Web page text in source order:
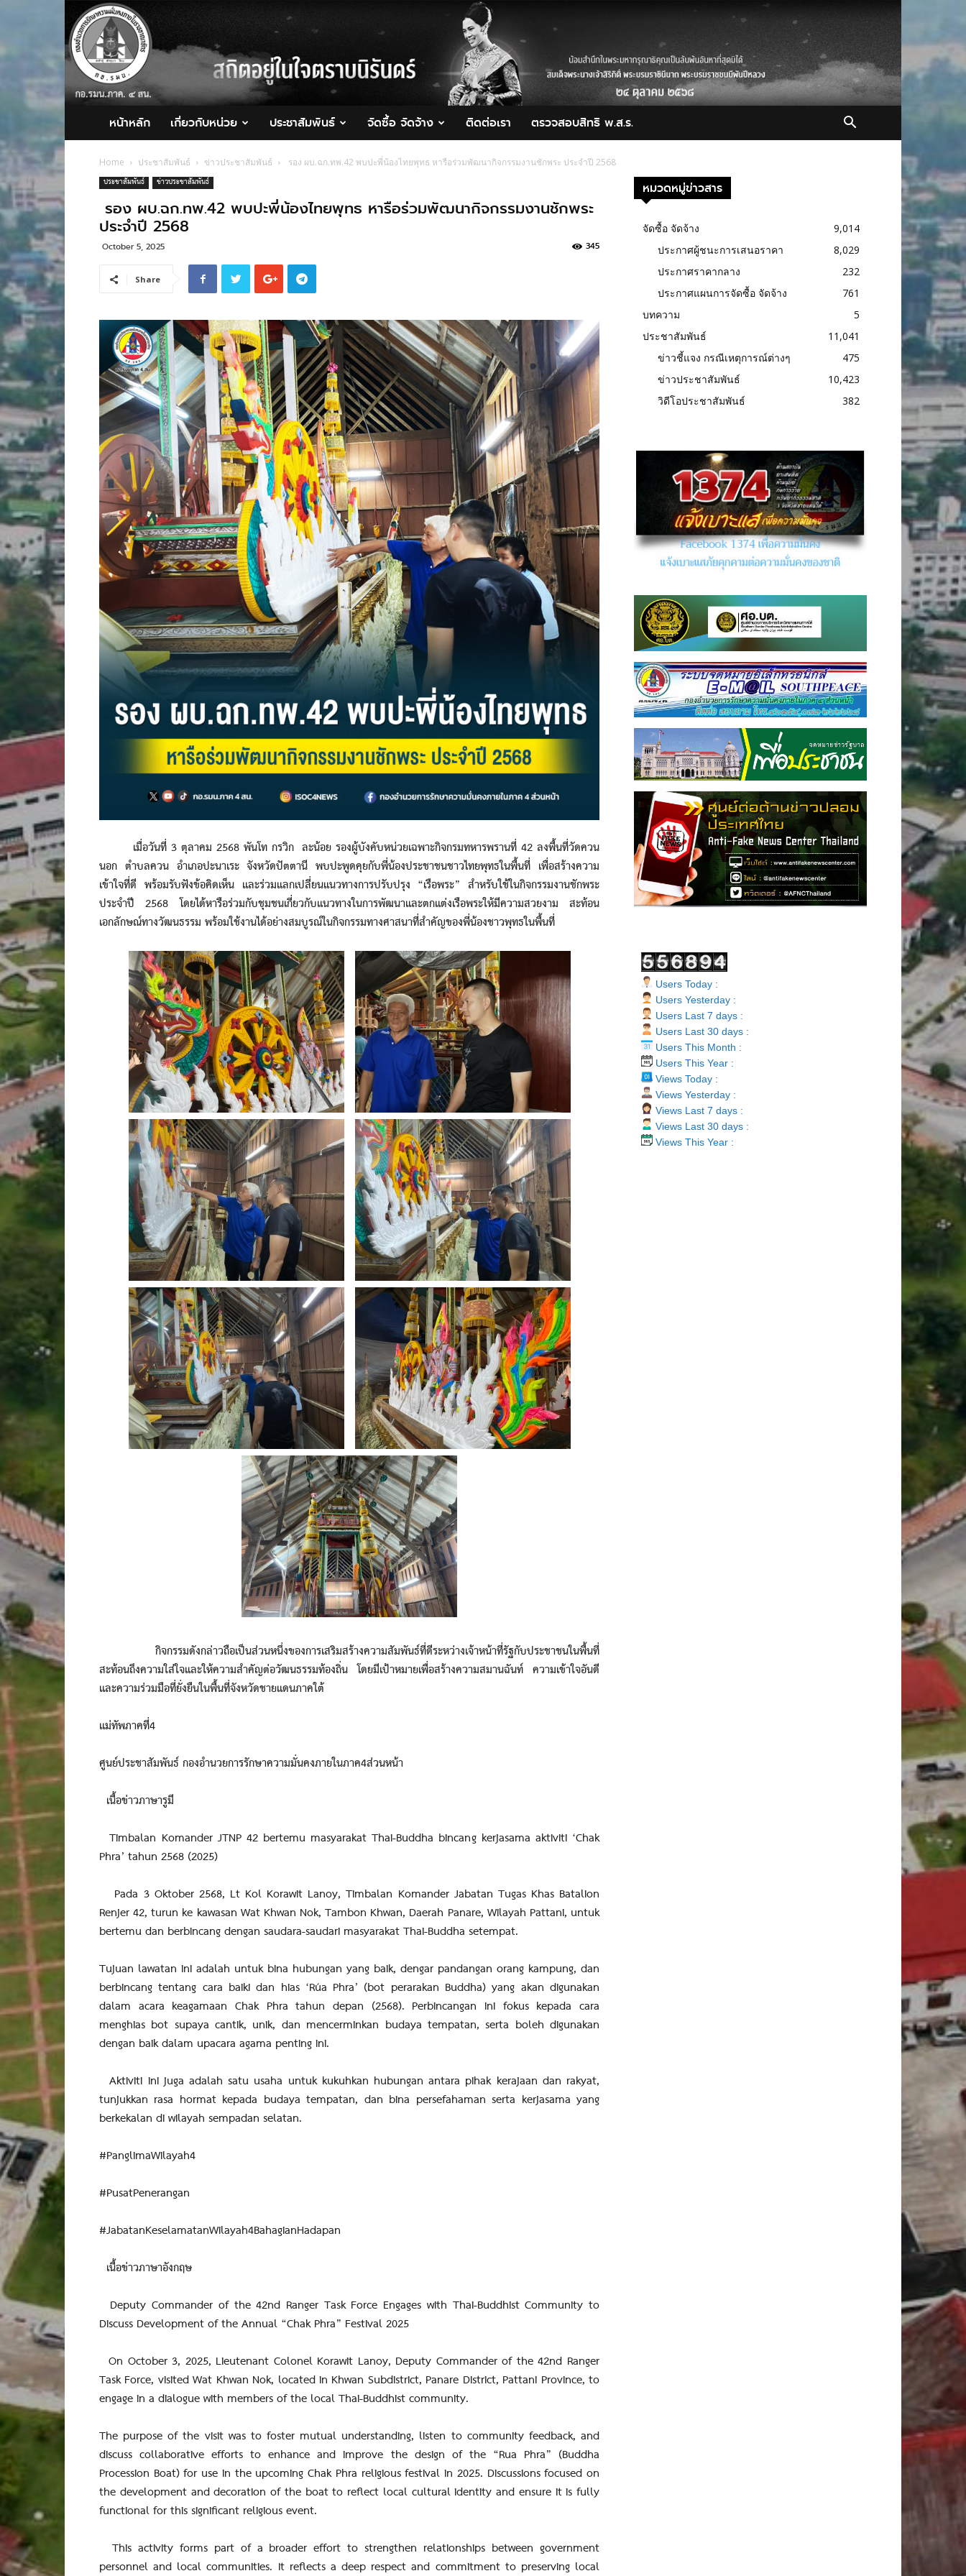
กอ.รมน.ภาค
4
สน.
หน้าหลัก เกี่ยวกับหน่วย ประชาสัมพันธ์ จัดซื้อ จัดจ้าง ติดต่อเรา ตรวจสอบสิทธิ พ.ส.ร.
Home ประชาสัมพันธ์ ข่าวประชาสัมพันธ์ รอง ผบ.ฉก.ทพ.42 พบปะพี่น้องไทยพุทธ หารือร่วมพัฒนากิจกรรมงานชักพระ ประจำปี 2568
ประชาสัมพันธ์ ข่าวประชาสัมพันธ์
รอง ผบ.ฉก.ทพ.42 พบปะพี่น้องไทยพุทธ หารือร่วมพัฒนากิจกรรมงานชักพระ
ประจำปี 2568
October 5, 2025 345
Share
เมื่อวันที่ 3 ตุลาคม 2568 พันโท กรวิก ละน้อย รองผู้บังคับหน่วยเฉพาะกิจกรมทหารพรานที่ 42 ลงพื้นที่วัดควน
นอก ตำบลควน อำเภอปะนาเระ จังหวัดปัตตานี พบปะพูดคุยกับพี่น้องประชาชนชาวไทยพุทธในพื้นที่ เพื่อสร้างความ
เข้าใจที่ดี พร้อมรับฟังข้อคิดเห็น และร่วมแลกเปลี่ยนแนวทางการปรับปรุง “เรือพระ” สำหรับใช้ในกิจกรรมงานชักพระ
ประจำปี 2568 โดยได้หารือร่วมกับชุมชนเกี่ยวกับแนวทางในการพัฒนาและตกแต่งเรือพระให้มีความสวยงาม สะท้อน
เอกลักษณ์ทางวัฒนธรรม พร้อมใช้งานได้อย่างสมบูรณ์ในกิจกรรมทางศาสนาที่สำคัญของพี่น้องชาวพุทธในพื้นที่
กิจกรรมดังกล่าวถือเป็นส่วนหนึ่งของการเสริมสร้างความสัมพันธ์ที่ดีระหว่างเจ้าหน้าที่รัฐกับประชาชนในพื้นที่
สะท้อนถึงความใส่ใจและให้ความสำคัญต่อวัฒนธรรมท้องถิ่น โดยมีเป้าหมายเพื่อสร้างความสมานฉันท์ ความเข้าใจอันดี
และความร่วมมือที่ยั่งยืนในพื้นที่จังหวัดชายแดนภาคใต้
แม่ทัพภาคที่4
ศูนย์ประชาสัมพันธ์ กองอำนวยการรักษาความมั่นคงภายในภาค4ส่วนหน้า
เนื้อข่าวภาษารูมี
Timbalan Komander JTNP 42 bertemu masyarakat Thai-Buddha bincang kerjasama aktiviti ‘Chak
Phra’ tahun 2568 (2025)
Pada 3 Oktober 2568, Lt Kol Korawit Lanoy, Timbalan Komander Jabatan Tugas Khas Batalion
Renjer 42, turun ke kawasan Wat Khwan Nok, Tambon Khwan, Daerah Panare, Wilayah Pattani, untuk
bertemu dan berbincang dengan saudara-saudari masyarakat Thai-Buddha setempat.
Tujuan lawatan ini adalah untuk bina hubungan yang baik, dengar pandangan orang kampung, dan
berbincang tentang cara baiki dan hias ‘Rúa Phra’ (bot perarakan Buddha) yang akan digunakan
dalam acara keagamaan Chak Phra tahun depan (2568). Perbincangan ini fokus kepada cara
menghias bot supaya cantik, unik, dan mencerminkan budaya tempatan, serta boleh digunakan
dengan baik dalam upacara agama penting ini.
Aktiviti ini juga adalah satu usaha untuk kukuhkan hubungan antara pihak kerajaan dan rakyat,
tunjukkan rasa hormat kepada budaya tempatan, dan bina persefahaman serta kerjasama yang
berkekalan di wilayah sempadan selatan.
#PanglimaWilayah4
#PusatPenerangan
#JabatanKeselamatanWilayah4BahagianHadapan
เนื้อข่าวภาษาอังกฤษ
Deputy Commander of the 42nd Ranger Task Force Engages with Thai-Buddhist Community to
Discuss Development of the Annual “Chak Phra” Festival 2025
On October 3, 2025, Lieutenant Colonel Korawit Lanoy, Deputy Commander of the 42nd Ranger
Task Force, visited Wat Khwan Nok, located in Khwan Subdistrict, Panare District, Pattani Province, to
engage in a dialogue with members of the local Thai-Buddhist community.
The purpose of the visit was to foster mutual understanding, listen to community feedback, and
discuss collaborative efforts to enhance and improve the design of the “Rua Phra” (Buddha
Procession Boat) for use in the upcoming Chak Phra religious festival in 2025. Discussions focused on
the development and decoration of the boat to reflect local cultural identity and ensure it is fully
functional for this significant religious event.
This activity forms part of a broader effort to strengthen relationships between government
personnel and local communities. It reflects a deep respect and commitment to preserving local
หมวดหมู่ข่าวสาร
จัดซื้อ จัดจ้าง
9,014
ประกาศผู้ชนะการเสนอราคา
8,029
ประกาศราคากลาง
232
ประกาศแผนการจัดซื้อ จัดจ้าง
761
บทความ
5
ประชาสัมพันธ์
11,041
ข่าวชี้แจง กรณีเหตุการณ์ต่างๆ
475
ข่าวประชาสัมพันธ์
10,423
วิดีโอประชาสัมพันธ์
382
Users Today :
Users Yesterday :
Users Last 7 days :
Users Last 30 days :
Users This Month :
Users This Year :
Views Today :
Views Yesterday :
Views Last 7 days :
Views Last 30 days :
Views This Year :